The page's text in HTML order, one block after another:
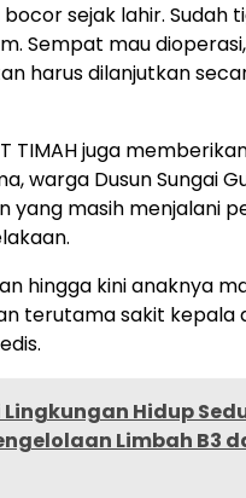
sejak lahir. Sudah
Sempat mau
harus dilanjutkan
TIMAH juga
warga Dusun Sungai
yang masih menjalani
hingga kini anaknya
terutama sakit kepala
Hidup
Limbah B3